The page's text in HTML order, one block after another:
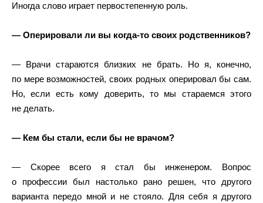
Иногда слово играет первостепенную роль.
— Оперировали ли вы когда-то своих родственников?
— Врачи стараются близких не брать. Но я, конечно,
по мере возможностей, своих родных оперировал бы сам.
Но, если есть кому доверить, то мы стараемся этого
не делать.
— Кем бы стали, если бы не врачом?
— Скорее всего я стал бы инженером. Вопрос
о профессии был настолько рано решен, что другого
варианта передо мной и не стояло. Для себя я другого